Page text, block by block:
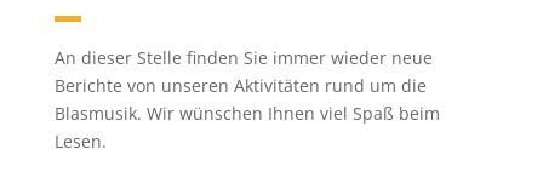
An dieser Stelle finden Sie immer wieder neue
Berichte von unseren Aktivitäten rund um die
Blasmusik. Wir wünschen Ihnen viel Spaß beim
Lesen.